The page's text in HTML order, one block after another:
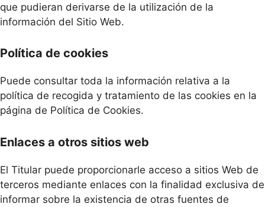
que pudieran derivarse de la utilización de la
información del Sitio Web.
Política de cookies
Puede consultar toda la información relativa a la
política de recogida y tratamiento de las cookies en la
página de Política de Cookies.
Enlaces a otros sitios web
El Titular puede proporcionarle acceso a sitios Web de
terceros mediante enlaces con la finalidad exclusiva de
informar sobre la existencia de otras fuentes de